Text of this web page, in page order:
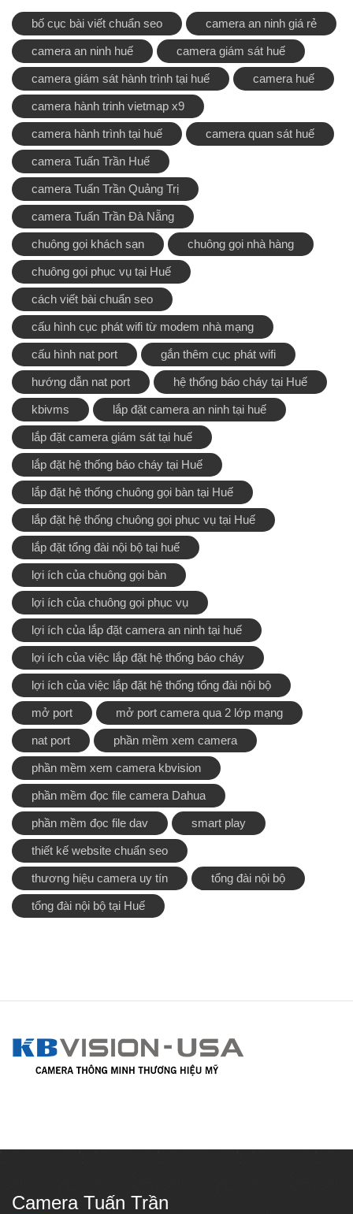
bố cục bài viết chuẩn seo camera an ninh giá rẻ
camera an ninh huế camera giám sát huế
camera giám sát hành trình tại huế camera huế
camera hành trinh vietmap x9
camera hành trình tại huế camera quan sát huế
camera Tuấn Trần Huế
camera Tuấn Trần Quảng Trị
camera Tuấn Trần Đà Nẵng
chuông gọi khách sạn chuông gọi nhà hàng
chuông gọi phục vụ tại Huế
cách viết bài chuẩn seo
cấu hình cục phát wifi từ modem nhà mạng
cấu hình nat port gắn thêm cục phát wifi
hướng dẫn nat port hệ thống báo cháy tại Huế
kbivms lắp đặt camera an ninh tại huế
lắp đặt camera giám sát tại huế
lắp đặt hệ thống báo cháy tại Huế
lắp đặt hệ thống chuông gọi bàn tại Huế
lắp đặt hệ thống chuông gọi phục vụ tại Huế
lắp đặt tổng đài nội bộ tại huế
lợi ích của chuông gọi bàn
lợi ích của chuông gọi phục vụ
lợi ích của lắp đặt camera an ninh tại huế
lợi ích của việc lắp đặt hệ thống báo cháy
lợi ích của việc lắp đặt hệ thống tổng đài nội bộ
mở port mở port camera qua 2 lớp mạng
nat port phần mềm xem camera
phần mềm xem camera kbvision
phần mềm đọc file camera Dahua
phần mềm đọc file dav smart play
thiết kế website chuẩn seo
thương hiệu camera uy tín tổng đài nội bộ
tổng đài nội bộ tại Huế
Camera Tuấn Trần